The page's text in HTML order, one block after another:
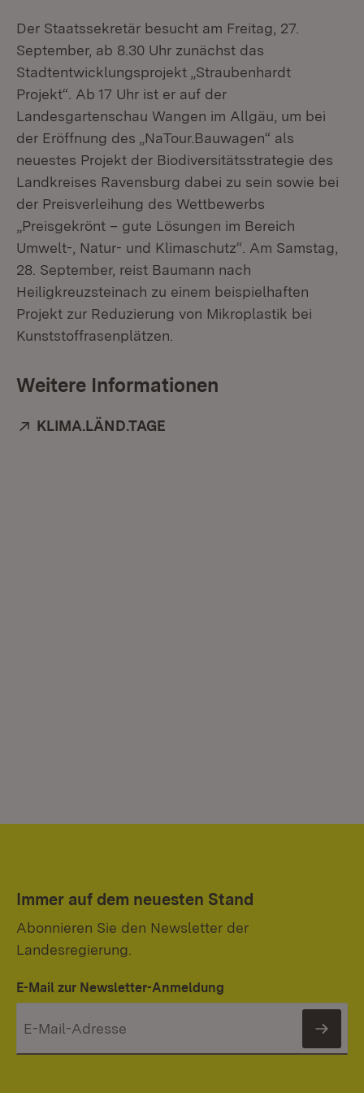
Der Staatssekretär besucht am Freitag, 27.
September, ab 8.30 Uhr zunächst das
Stadtentwicklungsprojekt „Straubenhardt
Projekt“. Ab 17 Uhr ist er auf der
Landesgartenschau Wangen im Allgäu, um bei
der Eröffnung des „NaTour.Bauwagen“ als
neuestes Projekt der Biodiversitätsstrategie des
Landkreises Ravensburg dabei zu sein sowie bei
der Preisverleihung des Wettbewerbs
„Preisgekrönt – gute Lösungen im Bereich
Umwelt-, Natur- und Klimaschutz“. Am Samstag,
28. September, reist Baumann nach
Heiligkreuzsteinach zu einem beispielhaften
Projekt zur Reduzierung von Mikroplastik bei
Kunststoffrasenplätzen.
Weitere Informationen
Extern:
KLIMA.LÄND.TAGE
Immer auf dem neuesten Stand
Abonnieren Sie den Newsletter der
Landesregierung.
E-Mail zur Newsletter-Anmeldung